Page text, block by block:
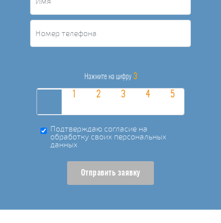
Нажмите на цифру 3
Подтверждаю согласие на
обработку своих персональных
данных
Отправить заявку